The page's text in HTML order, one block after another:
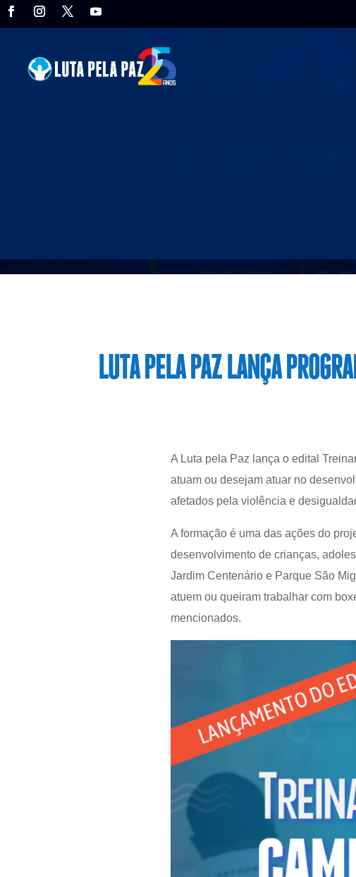
LUTA PELA PAZ LANÇA
A Luta pela Paz lança o edital
atuam ou desejam atuar no
afetados pela violência e
A formação é uma das ações do
desenvolvimento de crianças,
Jardim Centenário e Parque São
atuem ou queiram trabalhar com
mencionados.